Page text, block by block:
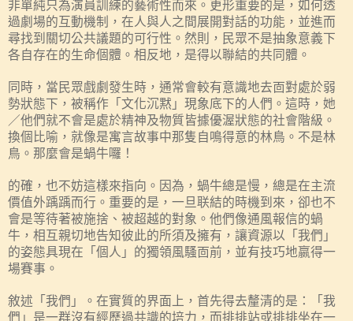
非單純只為演員訓練的藝術性而來。更形重要的是，如何透
過劇場的互動機制，在人與人之間展開對話的功能，並進而
尋找到關切公共議題的可行性。然則，民眾不是抽象意義下
各自存在的生命個體。相反地，是得以聯結的共同體。
同時，當民眾戲劇發生時，通常會較有意識地去靣對處於弱
勢狀態下，被稱作「文化沉黙」現象底下的人們。這時，她
／他們就不會是處於精神及物質皆據優渥狀態的社會階級。
換個比喻，就像是寓言故事中那隻自鳴得意的林鳥。不是林
鳥。那麼會是蝸牛囉！
的確，也不妨這樣來指向。因為，蝸牛總是慢，總是在主流
價值外踽踽而行。重要的是，一旦联結的時機到來，卻也不
會是等待著被施捨、被超越的對象。他們像通風報信的蝸
牛，相互親切地告知彼此的所須及擁有，讓資源以「我們」
的姿態具現在「個人」的獨領風騷靣前，並有技巧地嬴得一
場賽事。
敘述「我們」。在實質的界面上，首先得去釐清的是：「我
們」是一群沒有經歷過共識的培力，而排排站或排排坐在一